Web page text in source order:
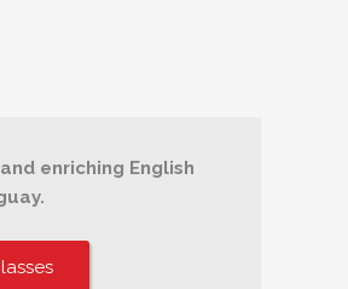
enriching English